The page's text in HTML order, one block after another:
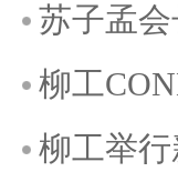
苏子孟会
柳工
柳工举